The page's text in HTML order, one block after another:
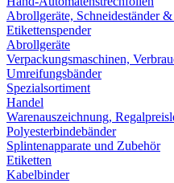
Abrollgeräte, Schneideständer
Etikettenspender
Abrollgeräte
Verpackungsmaschinen,
Umreifungsbänder
Spezialsortiment
Handel
Warenauszeichnung,
Polyesterbindebänder
Splintenapparate und Zubehör
Etiketten
Kabelbinder